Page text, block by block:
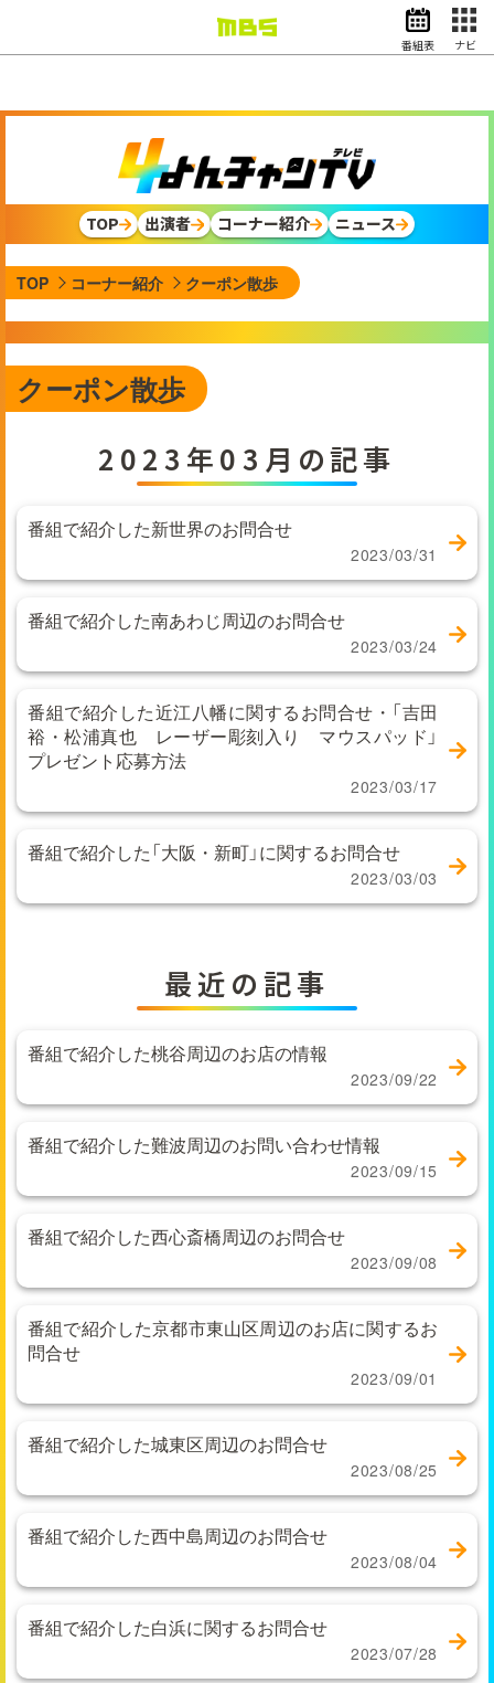
ドラマ
スポーツ
動画イズム ニュース
天気・防災
映画 アナウンサー
グッズ
EN 検索 番組表
番組表 ナビ
TOP 出演者 コーナー紹介 ニュース
TOP コーナー紹介 クーポン散歩
クーポン散歩
2023年03月の記事
番組で紹介した新世界のお問合せ
2023/03/31
番組で紹介した南あわじ周辺のお問合せ
2023/03/24
番組で紹介した近江八幡に関するお問合せ・「吉田
裕・松浦真也 レーザー彫刻入り マウスパッド」
プレゼント応募方法
2023/03/17
番組で紹介した「大阪・新町」に関するお問合せ
2023/03/03
最近の記事
番組で紹介した桃谷周辺のお店の情報
2023/09/22
番組で紹介した難波周辺のお問い合わせ情報
2023/09/15
番組で紹介した西心斎橋周辺のお問合せ
2023/09/08
番組で紹介した京都市東山区周辺のお店に関するお
問合せ
2023/09/01
番組で紹介した城東区周辺のお問合せ
2023/08/25
番組で紹介した西中島周辺のお問合せ
2023/08/04
番組で紹介した白浜に関するお問合せ
2023/07/28